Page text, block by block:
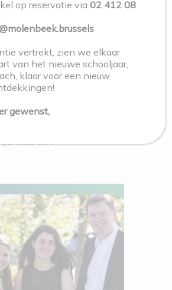
,VISITE GUIDÉE
– 17 mai
vous dit ?
op reservatie via02 412 08
vertrekt, zien we elkaar
van het nieuwe schooljaar,
klaar voor een nieuw
gewenst,